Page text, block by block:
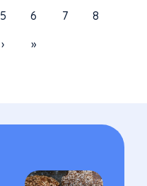
Page
5 Page
6 Page
7 Page
8
Page suivante
› Dernière page
»